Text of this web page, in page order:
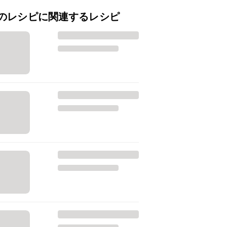
レシピに関連するレシピ